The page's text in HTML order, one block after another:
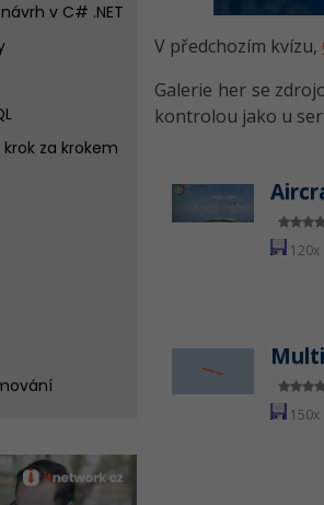
v C# .NET
za krokem
V předchozím kvízu,
Galerie her se
kontrolou jako u
120x
150x